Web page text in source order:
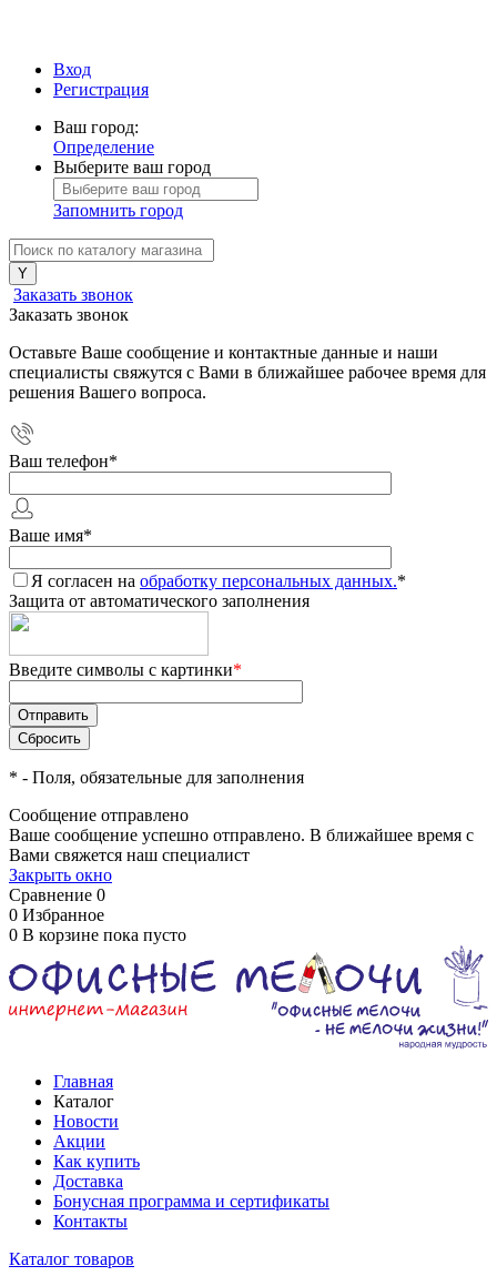
Вход
Регистрация
Ваш город:
Определение
Выберите ваш город
Запомнить город
Заказать звонок
Заказать звонок
Оставьте Ваше сообщение и контактные данные и наши
специалисты свяжутся с Вами в ближайшее рабочее время для
решения Вашего вопроса.
Ваш телефон*
Ваше имя*
Я согласен на обработку персональных данных.*
Защита от автоматического заполнения
Введите символы с картинки*
* - Поля, обязательные для заполнения
Сообщение отправлено
Ваше сообщение успешно отправлено. В ближайшее время с
Вами свяжется наш специалист
Закрыть окно
Сравнение 0
0 Избранное
0 В корзине пока пусто
Главная
Каталог
Новости
Акции
Как купить
Доставка
Бонусная программа и сертификаты
Контакты
Каталог товаров